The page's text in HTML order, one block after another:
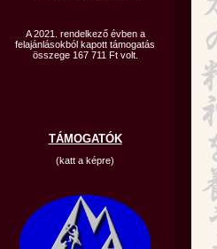
A 2021. rendelkező évben a
felajánlásokból kapott támogatás
összege 167 711 Ft volt.
TÁMOGATÓK
(katt a képre)